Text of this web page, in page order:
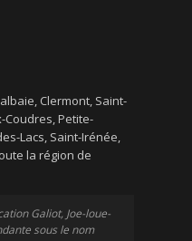
Clermont, Saint-
Coudres, Petite-
Lacs, Saint-Irénée,
la région de
Galiot, Joe-loue-
sous le nom